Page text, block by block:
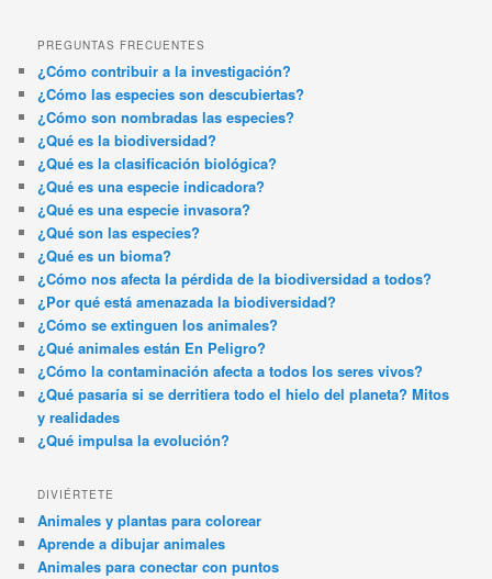
PREGUNTAS FRECUENTES
¿Cómo contribuir a la investigación?
¿Cómo las especies son descubiertas?
¿Cómo son nombradas las especies?
¿Qué es la biodiversidad?
¿Qué es la clasificación biológica?
¿Qué es una especie indicadora?
¿Qué es una especie invasora?
¿Qué son las especies?
¿Qué es un bioma?
¿Cómo nos afecta la pérdida de la biodiversidad a todos?
¿Por qué está amenazada la biodiversidad?
¿Cómo se extinguen los animales?
¿Qué animales están En Peligro?
¿Cómo la contaminación afecta a todos los seres vivos?
¿Qué pasaría si se derritiera todo el hielo del planeta? Mitos
y realidades
¿Qué impulsa la evolución?
DIVIÉRTETE
Animales y plantas para colorear
Aprende a dibujar animales
Animales para conectar con puntos